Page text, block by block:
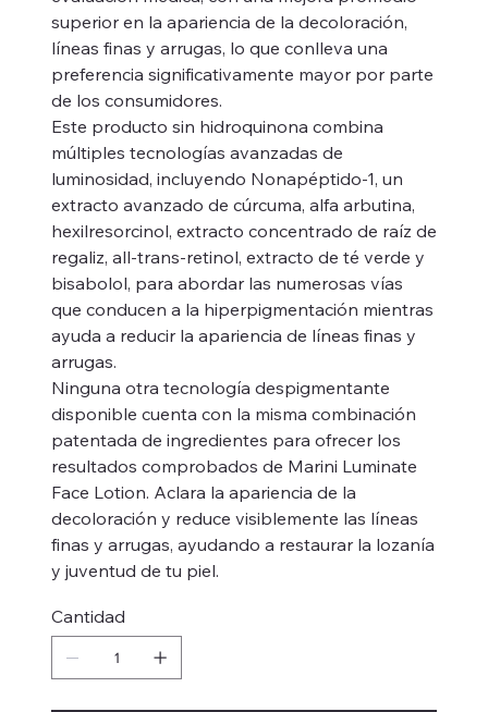
superior en la apariencia de la decoloración,
líneas finas y arrugas, lo que conlleva una
preferencia significativamente mayor por parte
de los consumidores.
Este producto sin hidroquinona combina
múltiples tecnologías avanzadas de
luminosidad, incluyendo Nonapéptido-1, un
extracto avanzado de cúrcuma, alfa arbutina,
hexilresorcinol, extracto concentrado de raíz de
regaliz, all-trans-retinol, extracto de té verde y
bisabolol, para abordar las numerosas vías
que conducen a la hiperpigmentación mientras
ayuda a reducir la apariencia de líneas finas y
arrugas.
Ninguna otra tecnología despigmentante
disponible cuenta con la misma combinación
patentada de ingredientes para ofrecer los
resultados comprobados de Marini Luminate
Face Lotion. Aclara la apariencia de la
decoloración y reduce visiblemente las líneas
finas y arrugas, ayudando a restaurar la lozanía
y juventud de tu piel.
Cantidad